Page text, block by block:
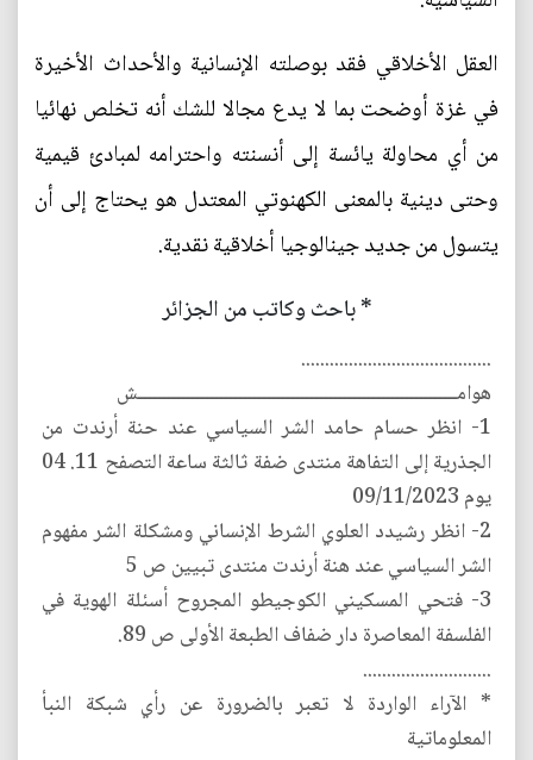
العقل الأخلاقي فقد بوصلته الإنسانية والأحداث الأخيرة
في غزة أوضحت بما لا يدع مجالا للشك أنه تخلص نهائيا
من أي محاولة يائسة إلى أنسنته واحترامه لمبادئ قيمية
وحتى دينية بالمعنى الكهنوتي المعتدل هو يحتاج إلى أن
يتسول من جديد جينالوجيا أخلاقية نقدية.
* باحث وكاتب من الجزائر
........................................
هوامـــــــــــــــــــــــــــــــــــــــــــــــــــــــــــــــــــش
1- انظر حسام حامد الشر السياسي عند حنة أرندت من
الجذرية إلى التفاهة منتدى ضفة ثالثة ساعة التصفح 11. 04
يوم 09/11/2023
2- انظر رشيدد العلوي الشرط الإنساني ومشكلة الشر مفهوم
الشر السياسي عند هنة أرندت منتدى تبيين ص 5
3- فتحي المسكيني الكوجيطو المجروح أسئلة الهوية في
الفلسفة المعاصرة دار ضفاف الطبعة الأولى ص 89.
...........................
* الآراء الواردة لا تعبر بالضرورة عن رأي شبكة النبأ
المعلوماتية